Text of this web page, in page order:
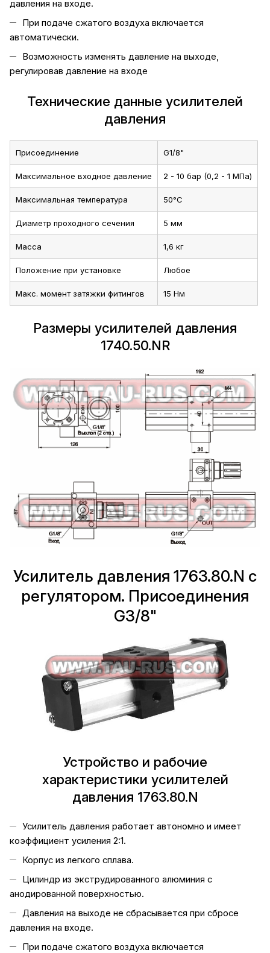
давления на входе.
При подаче сжатого воздуха включается
автоматически.
Возможность изменять давление на выходе,
регулировав давление на входе
Технические данные усилителей
давления
Присоединение G1/8"
Максимальное входное давление 2 - 10 бар (0,2 - 1 МПа)
Максимальная температура 50°C
Диаметр проходного сечения 5 мм
Масса 1,6 кг
Положение при установке Любое
Макс. момент затяжки фитингов 15 Нм
Размеры усилителей давления
1740.50.NR
Усилитель давления 1763.80.N с
регулятором. Присоединения
G3/8"
Устройство и рабочие
характеристики усилителей
давления 1763.80.N
Усилитель давления работает автономно и имеет
коэффициент усиления 2:1.
Корпус из легкого сплава.
Цилиндр из экструдированного алюминия с
анодированной поверхностью.
Давления на выходе не сбрасывается при сбросе
давления на входе.
При подаче сжатого воздуха включается